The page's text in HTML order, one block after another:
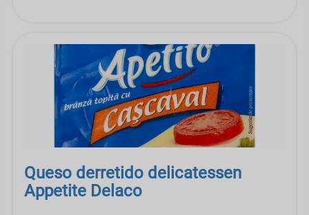
Queso derretido delicatessen
Appetite Delaco